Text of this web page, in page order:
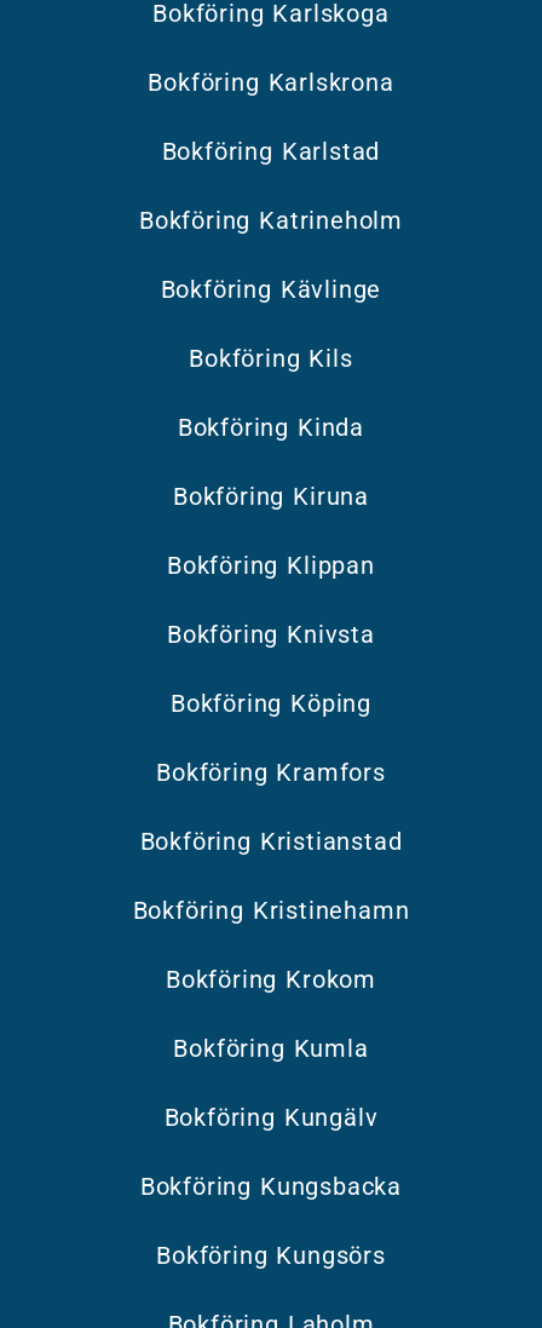
Bokföring Karlskoga
Bokföring Karlskrona
Bokföring Karlstad
Bokföring Katrineholm
Bokföring Kävlinge
Bokföring Kils
Bokföring Kinda
Bokföring Kiruna
Bokföring Klippan
Bokföring Knivsta
Bokföring Köping
Bokföring Kramfors
Bokföring Kristianstad
Bokföring Kristinehamn
Bokföring Krokom
Bokföring Kumla
Bokföring Kungälv
Bokföring Kungsbacka
Bokföring Kungsörs